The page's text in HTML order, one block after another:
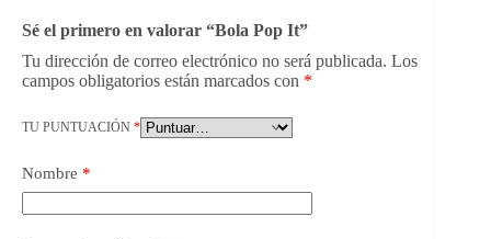
Sé el primero en valorar “Bola Pop It”
Tu dirección de correo electrónico no será publicada. Los
campos obligatorios están marcados con *
TU PUNTUACIÓN *
Nombre *